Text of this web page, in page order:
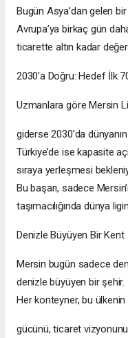
Bugün Asya’dan gelen
Avrupa’ya birkaç gün
ticarette altın kadar
2030’a Doğru: Hedef İlk
Uzmanlara göre Mersin
giderse 2030’da
Türkiye’de ise kapasite
sıraya yerleşmesi
Bu başarı, sadece
taşımacılığında dünya
Denizle Büyüyen Bir Kent
Mersin bugün sadece
denizle büyüyen bir şehir.
Her konteyner, bu
gücünü, ticaret vizyonunu